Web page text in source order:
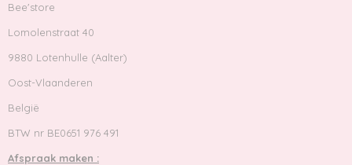
Bee'store
Lomolenstraat 40
9880 Lotenhulle (Aalter)
Oost-Vlaanderen
België
BTW nr BE0651 976 491
Afspraak maken :